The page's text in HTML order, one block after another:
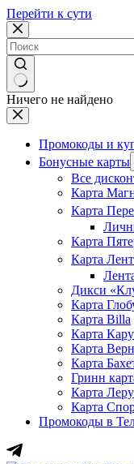
Перейти к сути
Ничего не найдено
Промокоды и
Бонусные карты
Все
Карта
Карта
Карта
Карта
Дикси
Карта
Карта Billa
Карта
Карта
Карта
Гринн
Карта
Карта
Промокоды в